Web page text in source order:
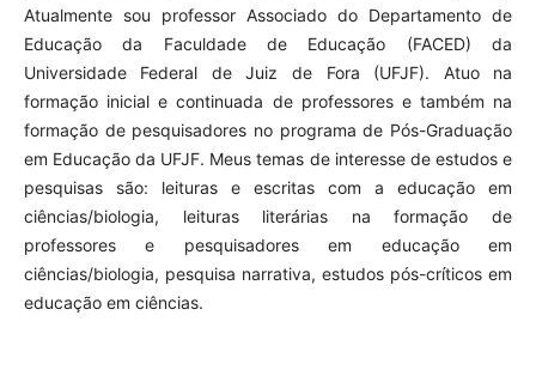
Atualmente sou professor Associado do Departamento de
Educação da Faculdade de Educação (FACED) da
Universidade Federal de Juiz de Fora (UFJF). Atuo na
formação inicial e continuada de professores e também na
formação de pesquisadores no programa de Pós-Graduação
em Educação da UFJF. Meus temas de interesse de estudos e
pesquisas são: leituras e escritas com a educação em
ciências/biologia, leituras literárias na formação de
professores e pesquisadores em educação em
ciências/biologia, pesquisa narrativa, estudos pós-críticos em
educação em ciências.